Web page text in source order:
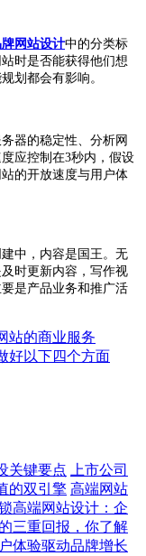
网站设计中的分类标
时是否能获得他们想
划都会有影响。
器的稳定性、分析网
应控制在3秒内，假设
的开放速度与用户体
中，内容是国王。无
时更新内容，写作视
是产品业务和推广活
站的商业服务
好以下四个方面
关键要点
上市公司
的双引擎 高端网站
高端网站设计：企
三重回报，你了解
体验驱动品牌增长